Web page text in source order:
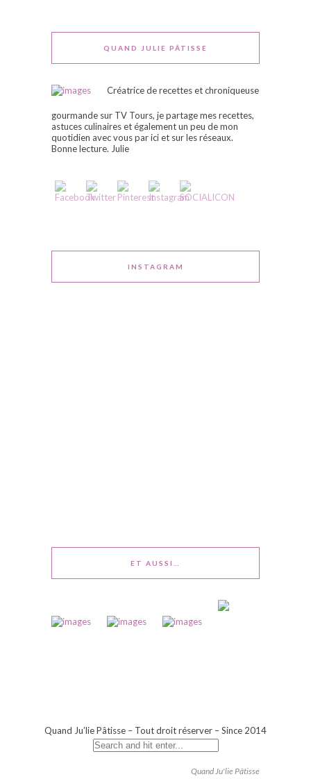
QUAND JULIE PÂTISSE
Créatrice de recettes et chroniqueuse
gourmande sur TV Tours, je partage mes recettes,
astuces culinaires et également un peu de mon
quotidien avec vous par ici et sur les réseaux.
Bonne lecture. Julie
INSTAGRAM
ET AUSSI…
Quand Ju’lie Pâtisse – Tout droit réserver – Since 2014
Quand Ju'lie Pâtisse